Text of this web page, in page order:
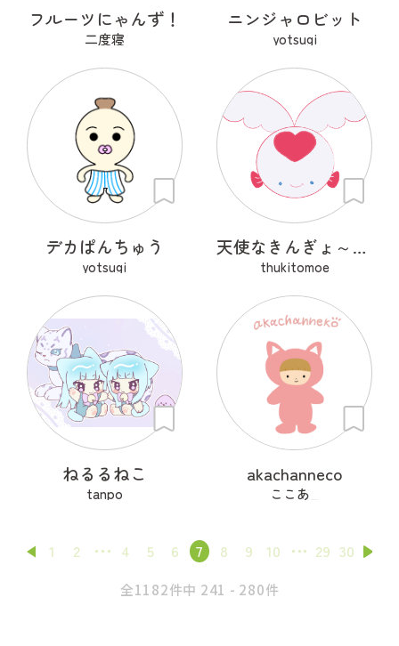
フルーツにゃんず！
二度寝
ニンジャロビット
yotsugi
デカぱんちゅう
yotsugi
天使なきんぎょ～ぷくぱたぷう
thukitomoe
ねるるねこ
tanpo
akachanneco
ここあ_
1 2 4 5 6 7 8 9 10 29 30
全1182件中 241 - 280件